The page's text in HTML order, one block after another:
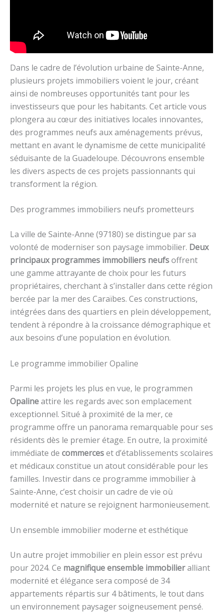
Dans le cadre de l’évolution urbaine de Sainte-Anne,
plusieurs projets immobiliers voient le jour, créant
ainsi de nombreuses opportunités tant pour les
investisseurs que pour les habitants. Cet article vous
plongera au cœur des initiatives locales innovantes,
des programmes neufs aux aménagements prévus,
mettant en avant le dynamisme de cette municipalité
séduisante de la Guadeloupe. Découvrons ensemble
les divers aspects de ces projets passionnants qui
transforment la région.
Des programmes immobiliers neufs prometteurs
La ville de Sainte-Anne (97180) se distingue par sa
volonté de moderniser son paysage immobilier. Deux
principaux programmes immobiliers neufsoffrent
une gamme attrayante de choix pour les futurs
propriétaires, cherchant à s’installer dans cette région
bercée par la mer des Caraïbes. Ces constructions,
intégrées dans des quartiers en plein développement,
tendent à répondre à la croissance démographique et
aux besoins d’une population en évolution.
Le programme immobilier Opaline
Parmi les projets les plus en vue, le programmen
Opalineattire les regards avec son emplacement
exceptionnel. Situé à proximité de la mer, ce
programme offre un panorama remarquable pour ses
résidents dès le premier étage. En outre, la proximité
immédiate de commerceset d’établissements scolaires
et médicaux constitue un atout considérable pour les
familles. Investir dans ce programme immobilier à
Sainte-Anne, c’est choisir un cadre de vie où
modernité et nature se rejoignent harmonieusement.
Un ensemble immobilier moderne et esthétique
Un autre projet immobilier en plein essor est prévu
pour 2024. Ce magnifique ensemble immobilieralliant
modernité et élégance sera composé de 34
appartements répartis sur 4 bâtiments, le tout dans
un environnement paysager soigneusement pensé.